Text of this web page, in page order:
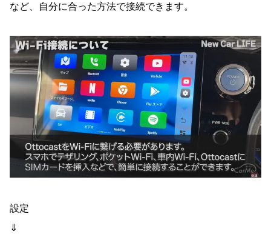
など、自分に合った方法で接続できます。
設定
⇓